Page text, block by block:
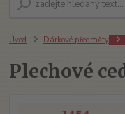
Úvod Dárkové předměty
Plechové